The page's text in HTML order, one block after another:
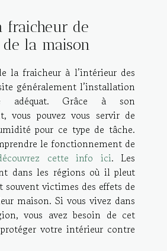
fraicheur de
la maison
la fraicheur à l’intérieur des
généralement l’installation
adéquat. Grâce à son
vous pouvez vous servir de
pour ce type de tâche.
le fonctionnement de
cette info ici. Les
dans les régions où il pleut
souvent victimes des effets de
maison. Si vous vivez dans
vous avez besoin de cet
protéger votre intérieur contre